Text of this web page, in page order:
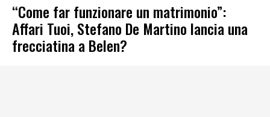
“Come far funzionare un matrimonio”:
Affari Tuoi, Stefano De Martino lancia una
frecciatina a Belen?